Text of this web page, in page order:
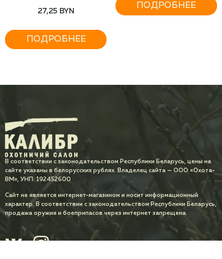
27,25 BYN
ПОДРОБНЕЕ
ПОДРОБНЕЕ
В соответствии с законодательством Республики Беларусь, цены на
сайте указаны в белорусских рублях. Владелец сайта — ООО «Охота-
ВМ», УНП: 192452600
Сайт не является интернет-магазином и носит информационный
характер. В соответствии с законодательством Республики Беларусь,
продажа оружия и боеприпасов через интернет запрещена.